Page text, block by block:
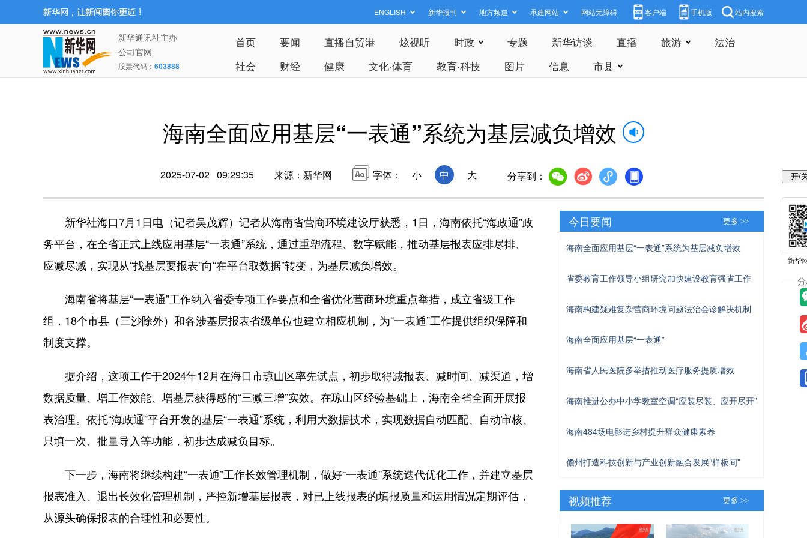
ENGLISH 新华报刊 地方频道 承建网站 网站无障碍 客户端 手机版 站内搜索
新华通讯社主办
公司官网
股票代码： 603888
首页 要闻 直播自贸港 炫视听 时政 专题 新华访谈 直播 旅游
法治
社会
财经 健康 文化·体育 教育·科技 图片 信息 市县
海南全面应用基层“一表通”系统为基层减负增效
2025-07-02 09:29:35 来源：新华网 字体： 小 中 大 分享到：
新华社海口7月1日电（记者吴茂辉）记者从海南省营商环境建设厅获悉，1日，海南依托“海政通”政
务平台，在全省正式上线应用基层“一表通”系统，通过重塑流程、数字赋能，推动基层报表应排尽排、
应减尽减，实现从“找基层要报表”向“在平台取数据”转变，为基层减负增效。
海南省将基层“一表通”工作纳入省委专项工作要点和全省优化营商环境重点举措，成立省级工作
组，18个市县（三沙除外）和各涉基层报表省级单位也建立相应机制，为“一表通”工作提供组织保障和
制度支撑。
据介绍，这项工作于2024年12月在海口市琼山区率先试点，初步取得减报表、减时间、减渠道，增
数据质量、增工作效能、增基层获得感的“三减三增”实效。在琼山区经验基础上，海南全省全面开展报
表治理。依托“海政通”平台开发的基层“一表通”系统，利用大数据技术，实现数据自动匹配、自动审核、
只填一次、批量导入等功能，初步达成减负目标。
下一步，海南将继续构建“一表通”工作长效管理机制，做好“一表通”系统迭代优化工作，并建立基层
报表准入、退出长效化管理机制，严控新增基层报表，对已上线报表的填报质量和运用情况定期评估，
从源头确保报表的合理性和必要性。
今日要闻 更多 >>
海南全面应用基层“一表通”系统为基层减负增效
省委教育工作领导小组研究加快建设教育强省工作
海南构建疑难复杂营商环境问题法治会诊解决机制
海南全面应用基层“一表通”
海南省人民医院多举措推动医疗服务提质增效
海南推进公办中小学教室空调“应装尽装、应开尽开”
海南484场电影进乡村提升群众健康素养
儋州打造科技创新与产业创新融合发展“样板间”
视频推荐 更多 >>